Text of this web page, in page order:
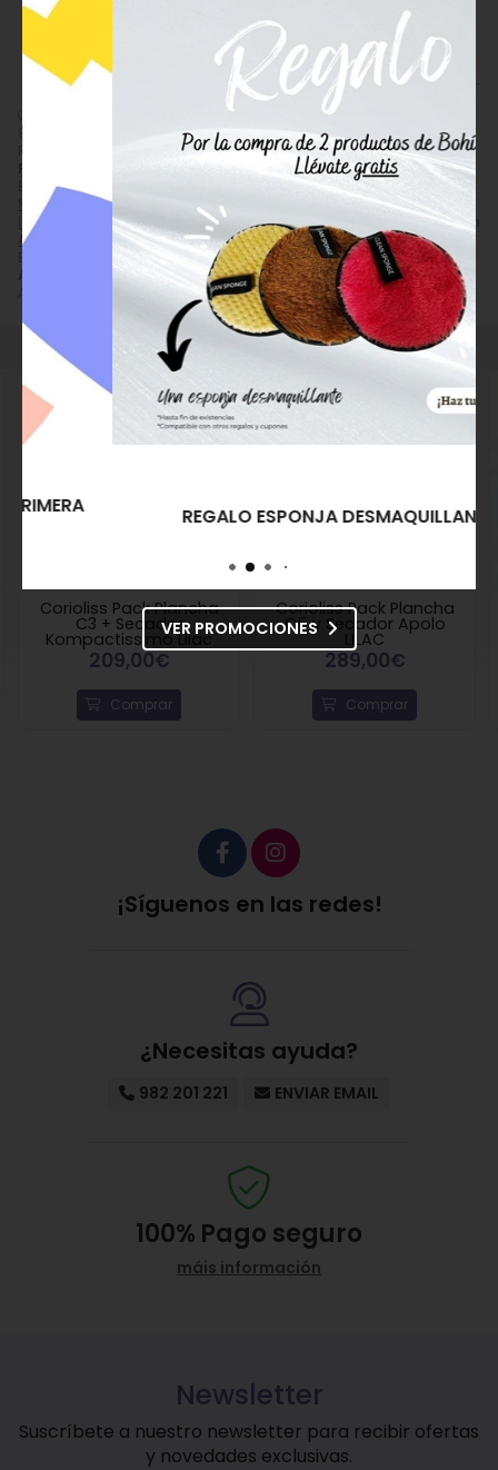
Alissi Brontë Pack Maquillaje Age Defense SPF 50
. Producto descatalogado, recogida en tienda.
Precio, información, características e imágenes deAlissi Brontë
Pack Maquillaje Age Defense SPF 50
referencia 8248520140357,
EAN 8248520140357, pertenece a las categorías
Maquillaje
Maquillaje de Pestañas y Cejas
(362), Corrector /
Iluminador de Ojos
Pack Alissi Brontë y Thalissi
(41) y a la marca
Alissi Brontë
(105).
Encuentra productos relacionados y de similares características a
Alissi Brontë Pack Maquillaje Age Defense SPF 50 en "Packs
ENVIAR EMAIL
Corioliss Pack Plancha
C3 + Secador
Kompactissimo Lilac
209,00€
Comprar
Corioliss Pack Plancha
C5 y Secador Apolo
LILAC
289,00€
Comprar
¡Síguenos en las redes!
¿Necesitas ayuda?
982 201 221 ENVIAR EMAIL
100% Pago seguro
máis información
Newsletter
Suscríbete a nuestro newsletter para recibir ofertas
y novedades exclusivas.
REGALO ESPONJA DESMAQUILLANTE
VER PROMOCIONES